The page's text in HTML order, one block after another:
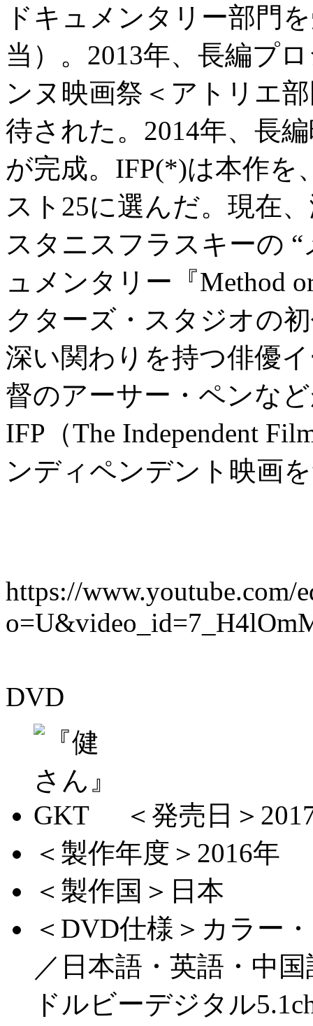
ドキュメンタリー部門
当）。2013年、長編プ
ンヌ映画祭＜アトリエ
待された。2014年、長
が完成。IFP(*)は本作を
スト25に選んだ。現在
スタニスフラスキーの
ュメンタリー『Method
クターズ・スタジオの
深い関わりを持つ俳優
督のアーサー・ペンな
IFP（The Independent
ンディペンデント映画
https://www.youtube.com/
DVD
＜発売日＞
＜製作年度＞2016年
＜製作国＞日本
＜DVD仕様＞カラー
／日本語・英語・中
ドルビーデジタル